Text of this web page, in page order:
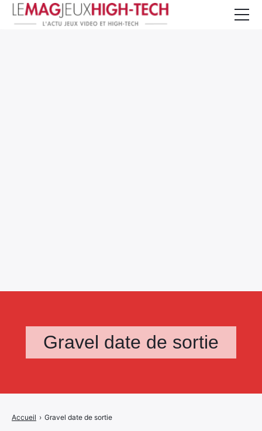
Gravel date de sortie
Accueil › Gravel date de sortie